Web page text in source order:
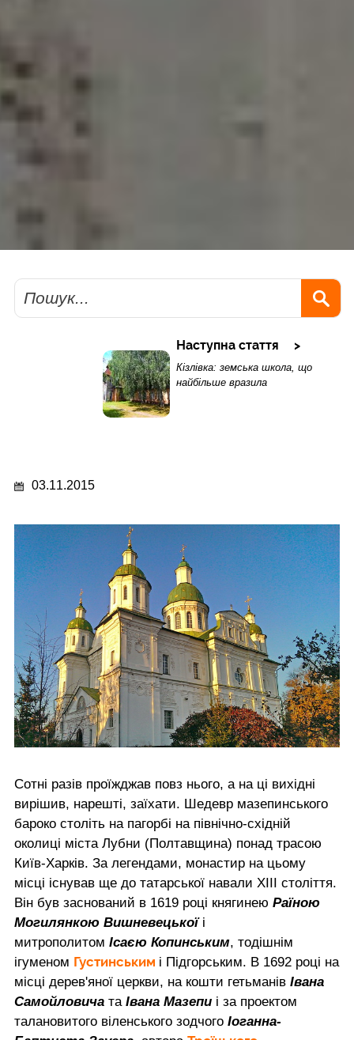
Пошук
Наступна стаття
Кізлівка: земська школа, що
найбільше вразила
03.11.2015
Сотні разів проїжджав повз нього, а на ці вихідні
вирішив, нарешті, заїхати. Шедевр мазепинського
бароко століть на пагорбі на північно-східній
околиці міста Лубни (Полтавщина) понад трасою
Київ-Харків. За легендами, монастир на цьому
місці існував ще до татарської навали XIII століття.
Він був заснований в 1619 році княгинею Раїною
Могилянкою Вишневецькоїі
митрополитом Ісаєю Копинським, тодішнім
ігуменом Густинським і Підгорським. В 1692 році на
місці дерев'яної церкви, на кошти гетьманів Івана
Самойловича таІвана Мазепи і за проектом
талановитого віленського зодчого Іоганна-